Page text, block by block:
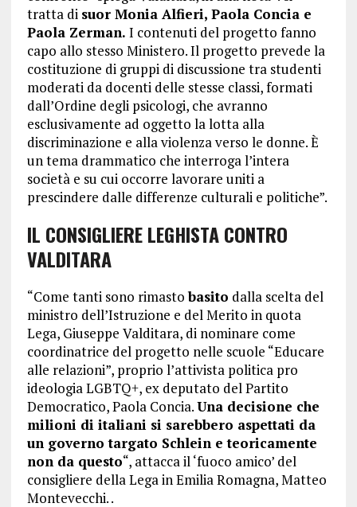
tratta di suor Monia Alfieri, Paola Concia e
Paola Zerman. I contenuti del progetto fanno
capo allo stesso Ministero. Il progetto prevede la
costituzione di gruppi di discussione tra studenti
moderati da docenti delle stesse classi, formati
dall’Ordine degli psicologi, che avranno
esclusivamente ad oggetto la lotta alla
discriminazione e alla violenza verso le donne. È
un tema drammatico che interroga l’intera
società e su cui occorre lavorare uniti a
prescindere dalle differenze culturali e politiche”.
IL CONSIGLIERE LEGHISTA CONTRO
VALDITARA
“Come tanti sono rimastobasito dalla scelta del
ministro dell’Istruzione e del Merito in quota
Lega, Giuseppe Valditara, di nominare come
coordinatrice del progetto nelle scuole “Educare
alle relazioni”, proprio l’attivista politica pro
ideologia LGBTQ+, ex deputato del Partito
Democratico, Paola Concia.Una decisione che
milioni di italiani si sarebbero aspettati da
un governo targato Schlein e teoricamente
non da questo“, attacca il ‘fuoco amico’ del
consigliere della Lega in Emilia Romagna, Matteo
Montevecchi. .